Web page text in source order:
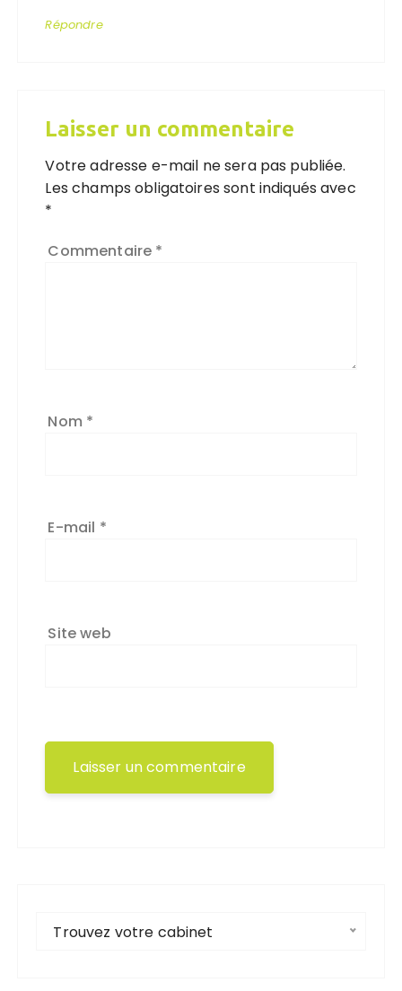
Répondre
Laisser un commentaire
Votre adresse e-mail ne sera pas publiée.
Les champs obligatoires sont indiqués avec
*
Commentaire *
Nom *
E-mail *
Site web
Trouvez votre cabinet